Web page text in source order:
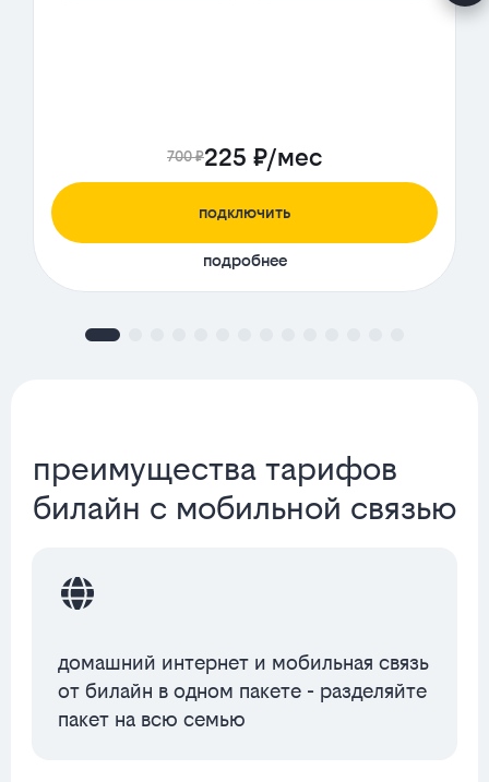
700 ₽225 ₽/мес
подключить
подробнее
преимущества тарифов
билайн с мобильной связью
домашний интернет и мобильная связь
от билайн в одном пакете - разделяйте
пакет на всю семью